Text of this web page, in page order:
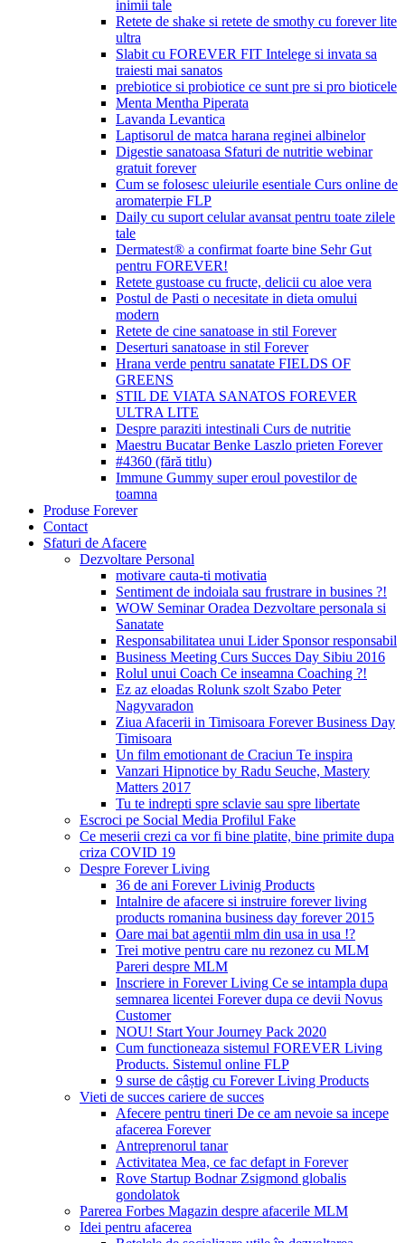
inimii tale
Retete de shake si retete de smothy cu forever lite
ultra
Slabit cu FOREVER FIT Intelege si invata sa
traiesti mai sanatos
prebiotice si probiotice ce sunt pre si pro bioticele
Menta Mentha Piperata
Lavanda Levantica
Laptisorul de matca harana reginei albinelor
Digestie sanatoasa Sfaturi de nutritie webinar
gratuit forever
Cum se folosesc uleiurile esentiale Curs online de
aromaterpie FLP
Daily cu suport celular avansat pentru toate zilele
tale
Dermatest® a confirmat foarte bine Sehr Gut
pentru FOREVER!
Retete gustoase cu fructe, delicii cu aloe vera
Postul de Pasti o necesitate in dieta omului
modern
Retete de cine sanatoase in stil Forever
Deserturi sanatoase in stil Forever
Hrana verde pentru sanatate FIELDS OF
GREENS
STIL DE VIATA SANATOS FOREVER
ULTRA LITE
Despre paraziti intestinali Curs de nutritie
Maestru Bucatar Benke Laszlo prieten Forever
#4360 (fără titlu)
Immune Gummy super eroul povestilor de
toamna
Produse Forever
Contact
Sfaturi de Afacere
Dezvoltare Personal
motivare cauta-ti motivatia
Sentiment de indoiala sau frustrare in busines ?!
WOW Seminar Oradea Dezvoltare personala si
Sanatate
Responsabilitatea unui Lider Sponsor responsabil
Business Meeting Curs Succes Day Sibiu 2016
Rolul unui Coach Ce inseamna Coaching ?!
Ez az eloadas Rolunk szolt Szabo Peter
Nagyvaradon
Ziua Afacerii in Timisoara Forever Business Day
Timisoara
Un film emotionant de Craciun Te inspira
Vanzari Hipnotice by Radu Seuche, Mastery
Matters 2017
Tu te indrepti spre sclavie sau spre libertate
Escroci pe Social Media Profilul Fake
Ce meserii crezi ca vor fi bine platite, bine primite dupa
criza COVID 19
Despre Forever Living
36 de ani Forever Livinig Products
Intalnire de afacere si instruire forever living
products romanina business day forever 2015
Oare mai bat agentii mlm din usa in usa !?
Trei motive pentru care nu rezonez cu MLM
Pareri despre MLM
Inscriere in Forever Living Ce se intampla dupa
semnarea licentei Forever dupa ce devii Novus
Customer
NOU! Start Your Journey Pack 2020
Cum functioneaza sistemul FOREVER Living
Products. Sistemul online FLP
9 surse de câștig cu Forever Living Products
Vieti de succes cariere de succes
Afecere pentru tineri De ce am nevoie sa incepe
afacerea Forever
Antreprenorul tanar
Activitatea Mea, ce fac defapt in Forever
Rove Startup Bodnar Zsigmond globalis
gondolatok
Parerea Forbes Magazin despre afacerile MLM
Idei pentru afacerea